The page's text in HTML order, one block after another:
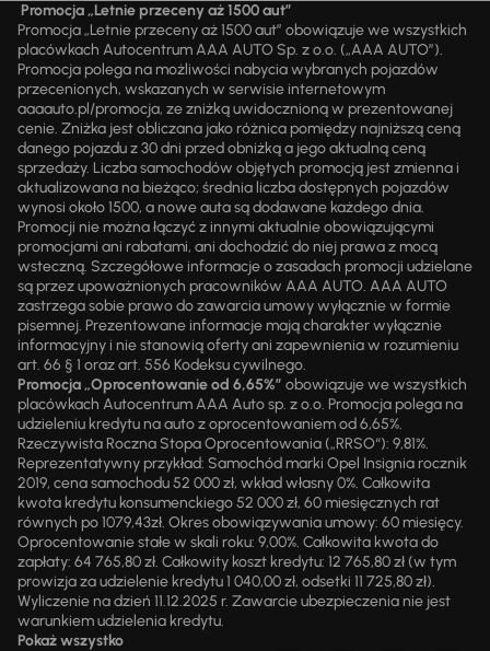
Promocja „Letnie przeceny aż 1500 aut”
Promocja „Letnie przeceny aż 1500 aut” obowiązuje we wszystkich
placówkach Autocentrum AAA AUTO Sp. z o.o. („AAA AUTO”).
Promocja polega na możliwości nabycia wybranych pojazdów
przecenionych, wskazanych w serwisie internetowym
aaaauto.pl/promocja, ze zniżką uwidocznioną w prezentowanej
cenie. Zniżka jest obliczana jako różnica pomiędzy najniższą ceną
danego pojazdu z 30 dni przed obniżką a jego aktualną ceną
sprzedaży. Liczba samochodów objętych promocją jest zmienna i
aktualizowana na bieżąco; średnia liczba dostępnych pojazdów
wynosi około 1500, a nowe auta są dodawane każdego dnia.
Promocji nie można łączyć z innymi aktualnie obowiązującymi
promocjami ani rabatami, ani dochodzić do niej prawa z mocą
wsteczną. Szczegółowe informacje o zasadach promocji udzielane
są przez upoważnionych pracowników AAA AUTO. AAA AUTO
zastrzega sobie prawo do zawarcia umowy wyłącznie w formie
pisemnej. Prezentowane informacje mają charakter wyłącznie
informacyjny i nie stanowią oferty ani zapewnienia w rozumieniu
art. 66 § 1 oraz art. 556 Kodeksu cywilnego.
Promocja „Oprocentowanie od 6,65%” obowiązuje we wszystkich
placówkach Autocentrum AAA Auto sp. z o.o. Promocja polega na
udzieleniu kredytu na auto z oprocentowaniem od 6,65%.
Rzeczywista Roczna Stopa Oprocentowania („RRSO“): 9,81%.
Reprezentatywny przykład: Samochód marki Opel Insignia rocznik
2019, cena samochodu 52 000 zł, wkład własny 0%. Całkowita
kwota kredytu konsumenckiego 52 000 zł, 60 miesięcznych rat
równych po 1079,43zł. Okres obowiązywania umowy: 60 miesięcy.
Oprocentowanie stałe w skali roku: 9,00%. Całkowita kwota do
zapłaty: 64 765,80 zł. Całkowity koszt kredytu: 12 765,80 zł (w tym
prowizja za udzielenie kredytu 1 040,00 zł, odsetki 11 725,80 zł).
Wyliczenie na dzień 11.12.2025 r. Zawarcie ubezpieczenia nie jest
warunkiem udzielenia kredytu.
Pokaż wszystko